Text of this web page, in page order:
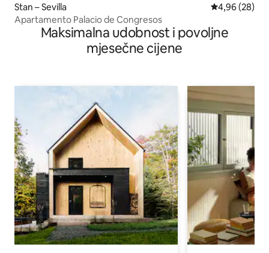
Stan – Sevilla Prosječna
4,96 (28)
Apartamento Palacio de Congresos
Maksimalna udobnost i povoljne
mjesečne cijene